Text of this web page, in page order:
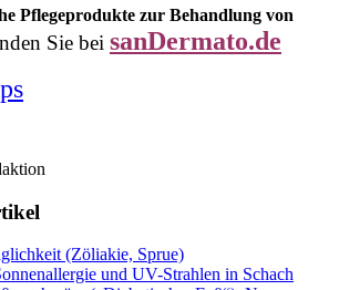
Pflegeprodukte zur Behandlung von
Sie bei sanDermato.de
(Zöliakie, Sprue)
und UV-Strahlen in Schach